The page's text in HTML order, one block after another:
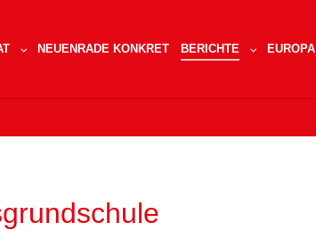
SUBMENU FOR "FÜR SIE IM STADTRAT"
NEUENRADE KONKRET BERICHTE SUBMENU